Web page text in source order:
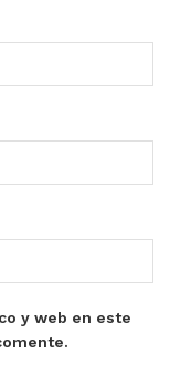
y web en este